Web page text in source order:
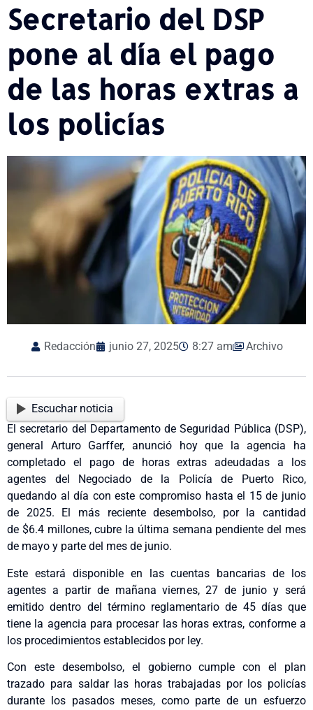
Secretario del DSP
pone al día el pago
de las horas extras a
los policías
Redacción junio 27, 2025 8:27 am Archivo
Escuchar noticia
El secretario del Departamento de Seguridad Pública (DSP),
general Arturo Garffer, anunció hoy que la agencia ha
completado el pago de horas extras adeudadas a los
agentes del Negociado de la Policía de Puerto Rico,
quedando al día con este compromiso hasta el 15 de junio
de 2025. El más reciente desembolso, por la cantidad
de $6.4 millones, cubre la última semana pendiente del mes
de mayo y parte del mes de junio.
Este estará disponible en las cuentas bancarias de los
agentes a partir de mañana viernes, 27 de junio y será
emitido dentro del término reglamentario de 45 días que
tiene la agencia para procesar las horas extras, conforme a
los procedimientos establecidos por ley.
Con este desembolso, el gobierno cumple con el plan
trazado para saldar las horas trabajadas por los policías
durante los pasados meses, como parte de un esfuerzo